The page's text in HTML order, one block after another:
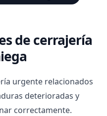
de cerrajería
urgente relacionados
deterioradas y
correctamente.